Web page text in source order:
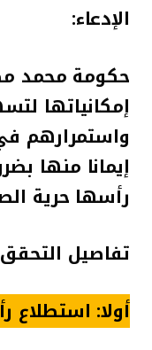
الإدعاء:
حكومة محمد
إمكانياتها
واستمرارهم
إيمانا منها
رأسها حرية
تفاصيل التحقق
أولا: استطلاع